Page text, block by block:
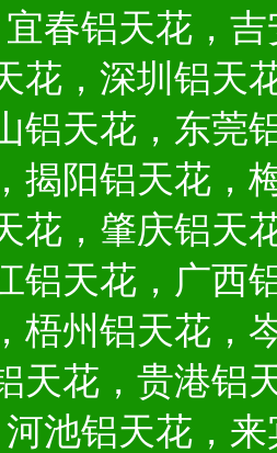
春铝天花，
花，深圳铝天
铝天花，东莞
揭阳铝天花，
花，肇庆铝天
铝天花，广西
梧州铝天花，
天花，贵港铝
池铝天花，